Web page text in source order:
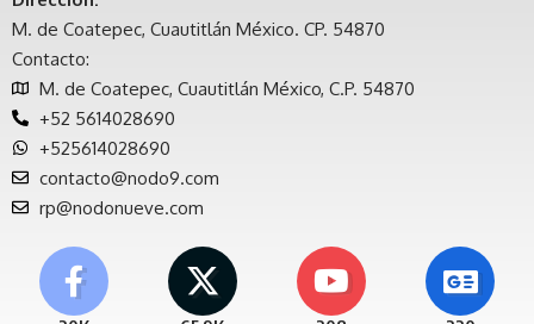
M. de Coatepec, Cuautitlán México. CP. 54870
Contacto:
M. de Coatepec, Cuautitlán México, C.P. 54870
+52 5614028690
+525614028690
contacto@nodo9.com
rp@nodonueve.com